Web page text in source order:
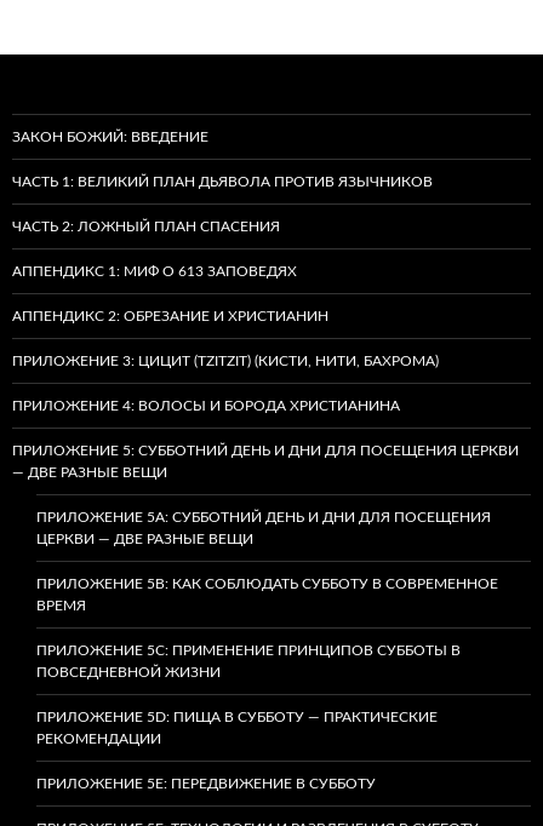
ЗАКОН БОЖИЙ: ВВЕДЕНИЕ
ЧАСТЬ 1: ВЕЛИКИЙ ПЛАН ДЬЯВОЛА ПРОТИВ ЯЗЫЧНИКОВ
ЧАСТЬ 2: ЛОЖНЫЙ ПЛАН СПАСЕНИЯ
АППЕНДИКС 1: МИФ О 613 ЗАПОВЕДЯХ
АППЕНДИКС 2: ОБРЕЗАНИЕ И ХРИСТИАНИН
ПРИЛОЖЕНИЕ 3: ЦИЦИТ (TZITZIT) (КИСТИ, НИТИ, БАХРОМА)
ПРИЛОЖЕНИЕ 4: ВОЛОСЫ И БОРОДА ХРИСТИАНИНА
ПРИЛОЖЕНИЕ 5: СУББОТНИЙ ДЕНЬ И ДНИ ДЛЯ ПОСЕЩЕНИЯ ЦЕРКВИ
— ДВЕ РАЗНЫЕ ВЕЩИ
ПРИЛОЖЕНИЕ 5A: СУББОТНИЙ ДЕНЬ И ДНИ ДЛЯ ПОСЕЩЕНИЯ
ЦЕРКВИ — ДВЕ РАЗНЫЕ ВЕЩИ
ПРИЛОЖЕНИЕ 5B: КАК СОБЛЮДАТЬ СУББОТУ В СОВРЕМЕННОЕ
ВРЕМЯ
ПРИЛОЖЕНИЕ 5C: ПРИМЕНЕНИЕ ПРИНЦИПОВ СУББОТЫ В
ПОВСЕДНЕВНОЙ ЖИЗНИ
ПРИЛОЖЕНИЕ 5D: ПИЩА В СУББОТУ — ПРАКТИЧЕСКИЕ
РЕКОМЕНДАЦИИ
ПРИЛОЖЕНИЕ 5E: ПЕРЕДВИЖЕНИЕ В СУББОТУ